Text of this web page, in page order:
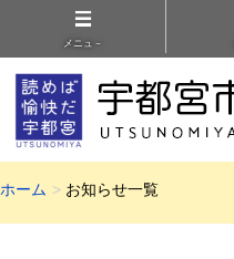
メニュ－
ホーム お知らせ一覧